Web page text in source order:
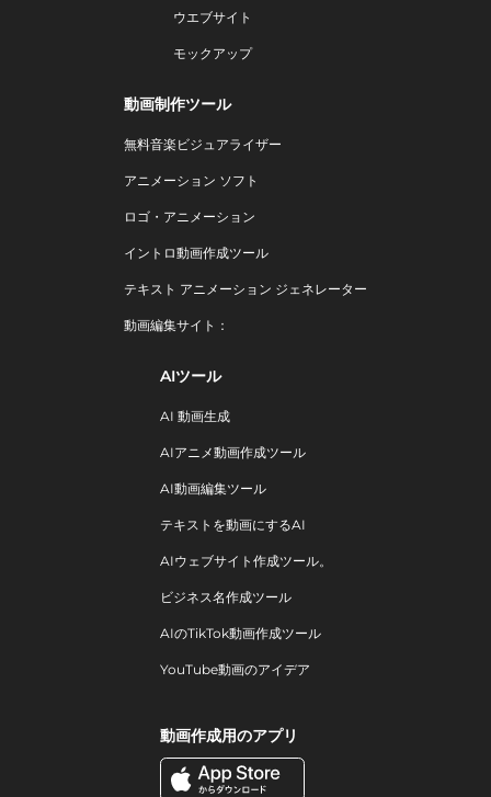
ウエブサイト
モックアップ
動画制作ツール
無料音楽ビジュアライザー
アニメーション ソフト
ロゴ・アニメーション
イントロ動画作成ツール
テキスト アニメーション ジェネレーター
動画編集サイト：
AIツール
AI 動画生成
AIアニメ動画作成ツール
AI動画編集ツール
テキストを動画にするAI
AIウェブサイト作成ツール。
ビジネス名作成ツール
AIのTikTok動画作成ツール
YouTube動画のアイデア
動画作成用のアプリ